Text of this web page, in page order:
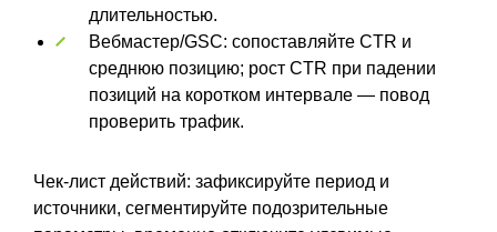
длительностью.
Вебмастер/GSC: сопоставляйте CTR и
среднюю позицию; рост CTR при падении
позиций на коротком интервале — повод
проверить трафик.
Чек‑лист действий: зафиксируйте период и
источники, сегментируйте подозрительные